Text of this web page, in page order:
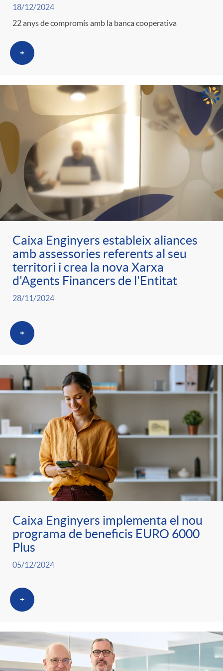
g
o
r
a
s
18/12/2024
22 anys de compromís amb la banca cooperativa
+
Caixa Enginyers estableix aliances
amb assessories referents al seu
territori i crea la nova Xarxa
d'Agents Financers de l'Entitat
28/11/2024
+
Caixa Enginyers implementa el nou
programa de beneficis EURO 6000
Plus
05/12/2024
+